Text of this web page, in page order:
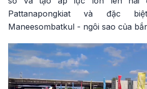
Pattanapongkiat và đặc
Maneesombatkul - ngôi sao của